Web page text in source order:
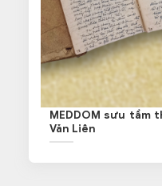
MEDDOM sưu tầm
Văn Liên